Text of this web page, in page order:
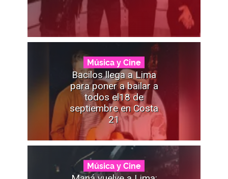
Música y Cine
Bacilos llega a Lima
para poner a bailar a
todos el18 de
septiembre en Costa
21
Música y Cine